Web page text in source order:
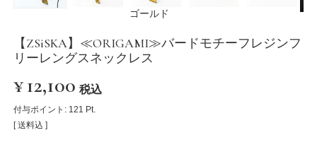
ゴールド
【ZSiSKA】≪ORIGAMI≫バードモチーフレジンフ
リーレングスネックレス
¥12,100 税込
付与ポイント: 121 Pt.
送料込